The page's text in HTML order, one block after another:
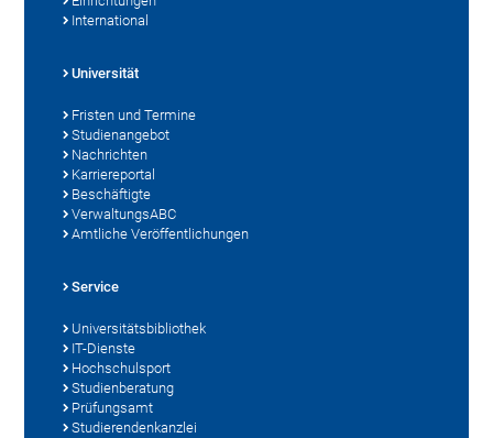
International
Universität
Fristen und Termine
Studienangebot
Nachrichten
Karriereportal
Beschäftigte
VerwaltungsABC
Amtliche Veröffentlichungen
Service
Universitätsbibliothek
IT-Dienste
Hochschulsport
Studienberatung
Prüfungsamt
Studierendenkanzlei